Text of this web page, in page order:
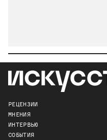
РЕЦЕНЗИИ
МНЕНИЯ
ИНТЕРВЬЮ
СОБЫТИЯ